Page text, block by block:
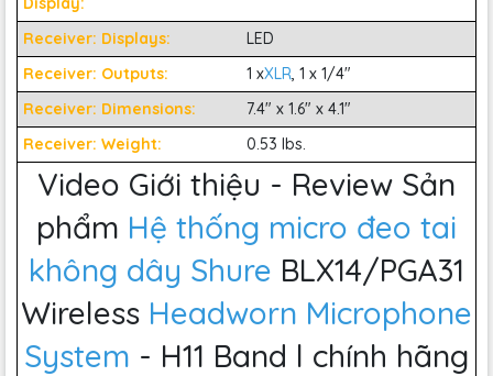
4. Ứng dụng trong thực tế
Receiver: Displays:
LED
Receiver: Outputs:
1 xXLR, 1 x 1/4"
Receiver: Dimensions:
7.4" x 1.6" x 4.1"
Receiver: Weight:
0.53 lbs.
Video Giới thiệu - Review Sản
phẩm Hệ thống micro đeo tai
không dây Shure BLX14/PGA31
Wireless Headworn Microphone
System - H11 Band l chính hãng